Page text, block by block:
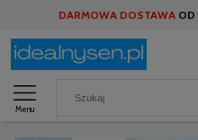
DARMOWA DOSTAWA OD
Menu